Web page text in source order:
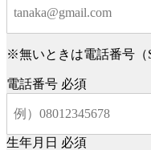
※無いときは電話番号（
電話番号 必須
生年月日 必須